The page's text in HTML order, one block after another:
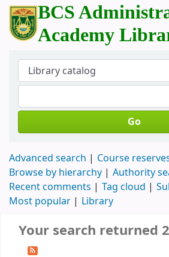
BCS
Academy
Go
Advanced search
Course
Browse by hierarchy
Authority
Recent comments
Tag cloud
Most popular
Library
Your search returned